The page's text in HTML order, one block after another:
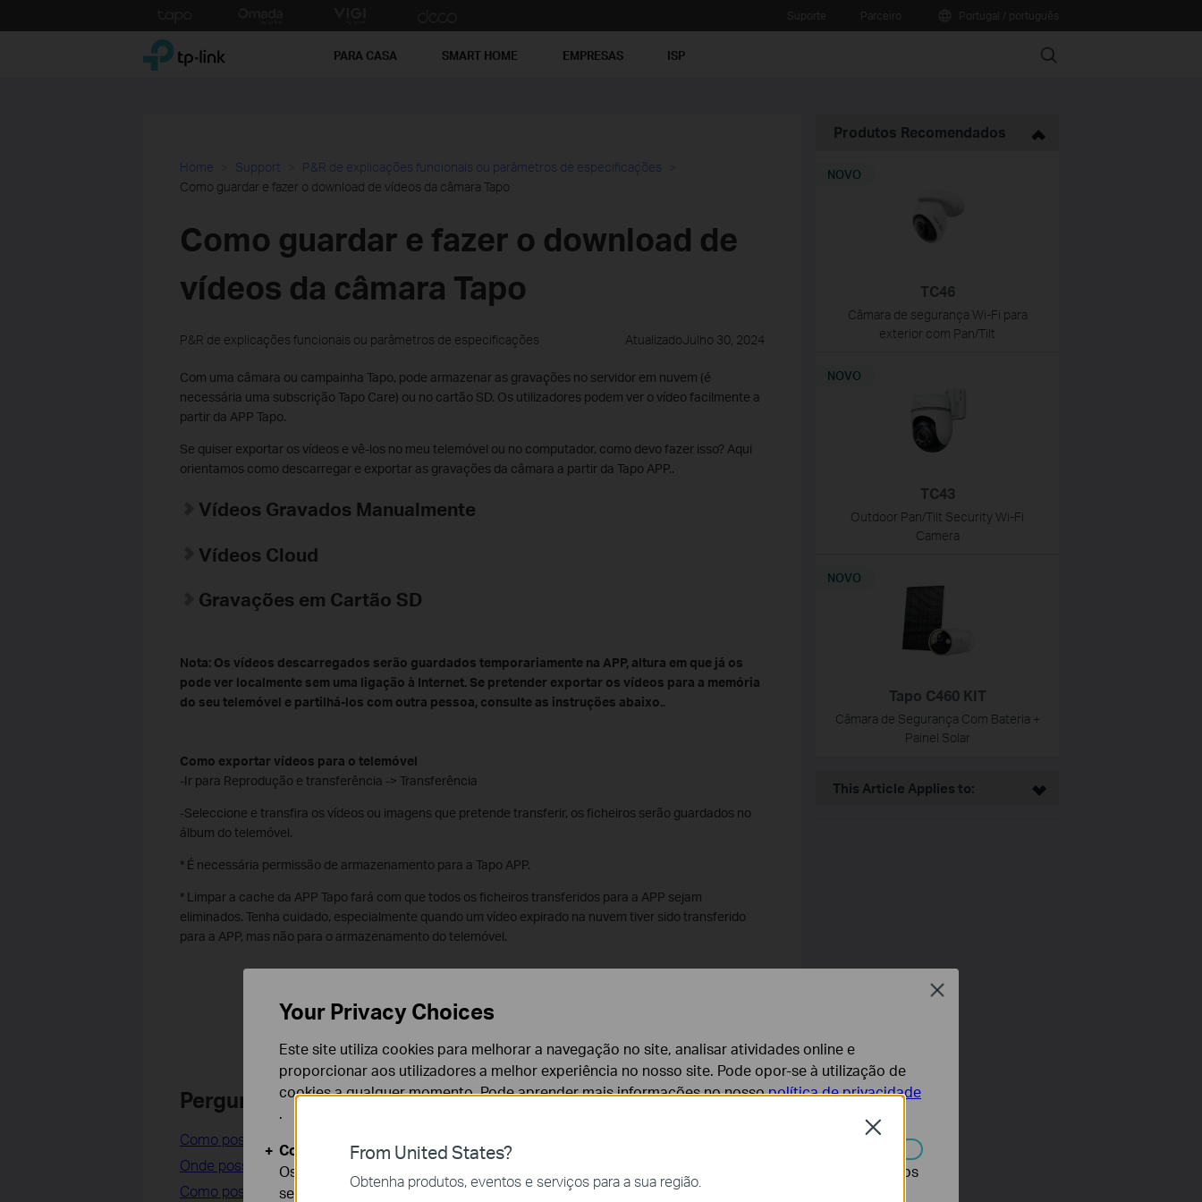
to
TP-Link, Reliably Smart PARA CASA SMART HOME EMPRESAS ISP Search
Home Support
P&R de explicações funcionais ou parâmetros de especificações
Como guardar e fazer o download de vídeos da câmara Tapo
Como guardar e fazer o download de
vídeos da câmara Tapo
P&R de explicações funcionais ou parâmetros de especificações AtualizadoJulho 30, 2024
Com uma câmara ou campainha Tapo, pode armazenar as gravações no servidor em nuvem (é
necessária uma subscrição Tapo Care) ou no cartão SD. Os utilizadores podem ver o vídeo facilmente a
partir da APP Tapo.
Se quiser exportar os vídeos e vê-los no meu telemóvel ou no computador, como devo fazer isso? Aqui
orientamos como descarregar e exportar as gravações da câmara a partir da Tapo APP..
Vídeos Gravados Manualmente
Vídeos Cloud
Gravações em Cartão SD
Nota: Os vídeos descarregados serão guardados temporariamente na APP, altura em que já os
pode ver localmente sem uma ligação à Internet. Se pretender exportar os vídeos para a memória
do seu telemóvel e partilhá-los com outra pessoa, consulte as instruções abaixo..
Como exportar vídeos para o telemóvel
-Ir para Reprodução e transferência -> Transferência
-Seleccione e transfira os vídeos ou imagens que pretende transferir, os ficheiros serão guardados no
álbum do telemóvel.
* É necessária permissão de armazenamento para a Tapo APP.
* Limpar a cache da APP Tapo fará com que todos os ficheiros transferidos para a APP sejam
eliminados. Tenha cuidado, especialmente quando um vídeo expirado na nuvem tiver sido transferido
para a APP, mas não para o armazenamento do telemóvel.
Perguntas Frequentes Relacionadas (FAQ's)
Como posso ver as gravações de 24 horas das câmaras Tapo na aplicação Tapo?
Onde posso encontrar gravações de deteção de câmaras Tapo?
Como posso ver no computador as gravações de vídeo do cartão nas câmaras TAPO?
Produtos Recomendados
TC46
Câmara de segurança Wi-Fi para
exterior com Pan/Tilt
NOVO
TC43
Outdoor Pan/Tilt Security Wi-Fi
Camera
NOVO
Tapo C460 KIT
Câmara de Segurança Com Bateria +
Painel Solar
NOVO
This Article Applies to:
From United States?
Obtenha produtos, eventos e serviços para a sua região.
Close
Your Privacy Choices
Este site utiliza cookies para melhorar a navegação no site, analisar atividades online e
proporcionar aos utilizadores a melhor experiência no nosso site. Pode opor-se à utilização de
cookies a qualquer momento. Pode aprender mais informações no nossopolítica de privacidade
.
Cookies Básicos
Os cookies são necessários para o funcionamento do website e não podem ser desativados nos
seus sistemas.
Close